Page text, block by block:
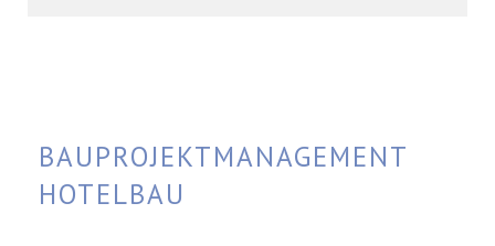
BAUPROJEKTMANAGEMENT
HOTELBAU